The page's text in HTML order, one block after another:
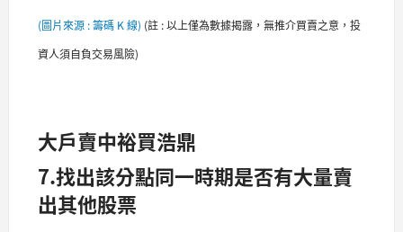
(圖片來源 : 籌碼 K 線) (註 : 以上僅為數據揭露，無推介買賣之意，投
資人須自負交易風險)
大戶賣中裕買浩鼎
7.找出該分點同一時期是否有大量賣
出其他股票